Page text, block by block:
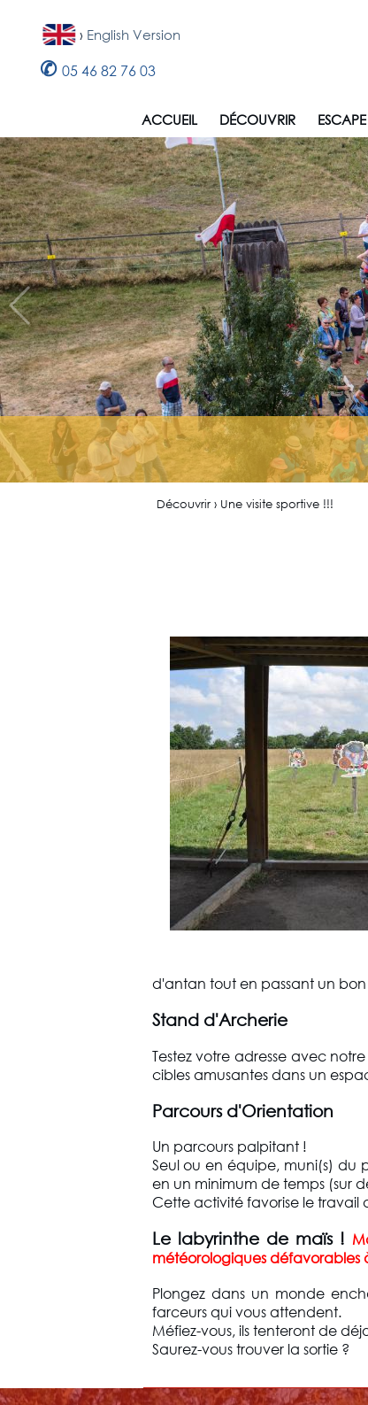
› English Version
✆ 05 46 82 76 03
ACCUEIL DÉCOUVRIR
Découvrir › Une visite sportive !!!
d'antan tout en passant un
Stand d'Archerie
Testez votre adresse avec
cibles amusantes dans un
Parcours d'Orientation
Un parcours palpitant !
Seul ou en équipe, muni(s) du
en un minimum de temps (sur
Cette activité favorise le
Le labyrinthe de maïs !
météorologiques défavorables
Plongez dans un monde
farceurs qui vous attendent.
Méfiez-vous, ils tenteront de
Saurez-vous trouver la sortie ?